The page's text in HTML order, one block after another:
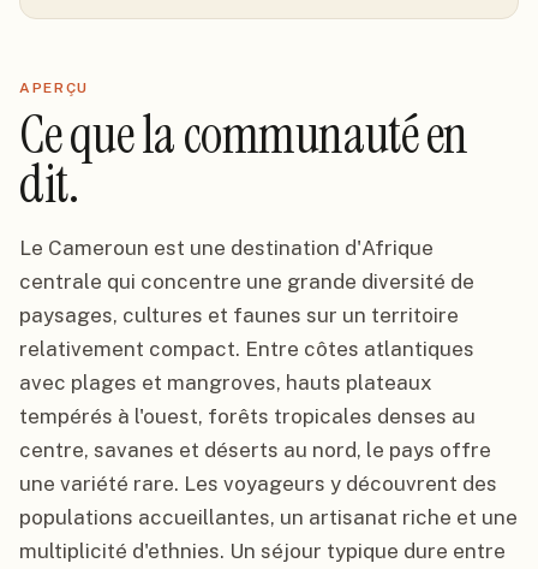
APERÇU
Ce que la communauté en
dit.
Le Cameroun est une destination d'Afrique
centrale qui concentre une grande diversité de
paysages, cultures et faunes sur un territoire
relativement compact. Entre côtes atlantiques
avec plages et mangroves, hauts plateaux
tempérés à l'ouest, forêts tropicales denses au
centre, savanes et déserts au nord, le pays offre
une variété rare. Les voyageurs y découvrent des
populations accueillantes, un artisanat riche et une
multiplicité d'ethnies. Un séjour typique dure entre